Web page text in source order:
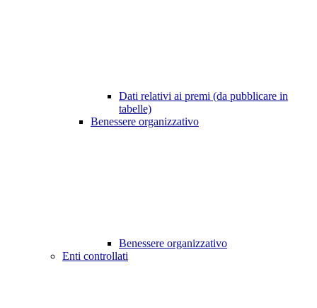
Dati relativi ai premi (da pubblicare in
tabelle)
Benessere organizzativo
Benessere organizzativo
Enti controllati